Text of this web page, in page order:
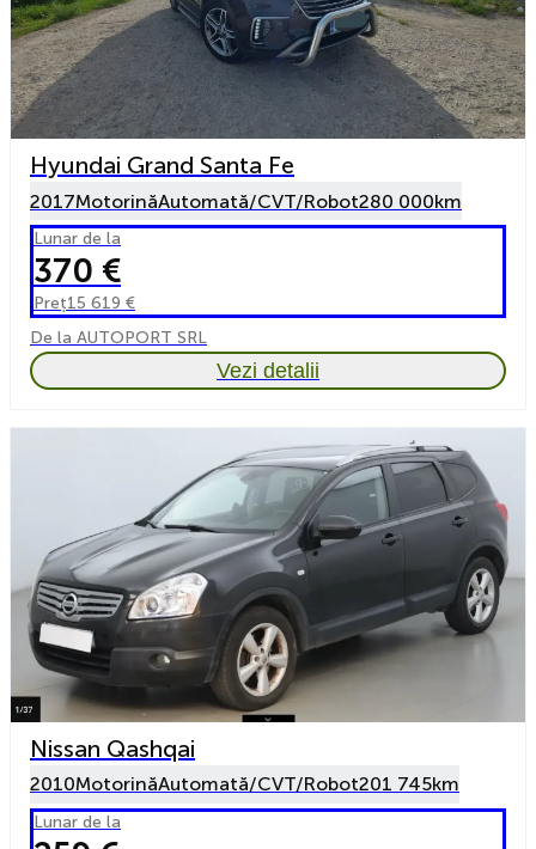
Hyundai Grand Santa Fe
2017MotorinăAutomată/CVT/Robot280 000km
Lunar de la
370 €
Preț15 619 €
De la AUTOPORT SRL
Vezi detalii
Nissan Qashqai
2010MotorinăAutomată/CVT/Robot201 745km
Lunar de la